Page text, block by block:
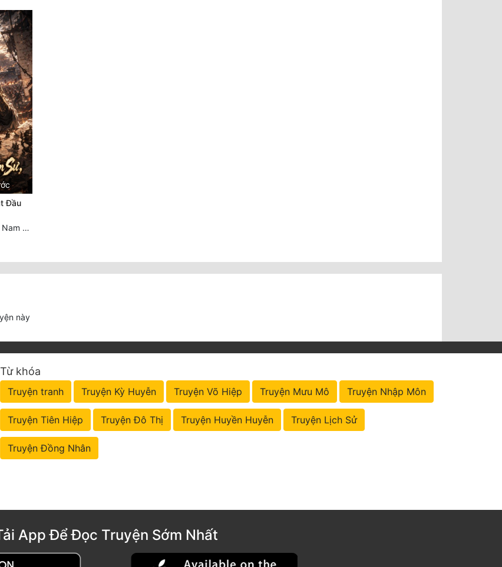
Đầu
Chương 1066 Lén vượt Nam Bì, đánh thẳng Nghiệp Thành (2/2)
này
Từ khóa
Truyện tranh Truyện Kỳ Huyễn Truyện Võ Hiệp Truyện Mưu Mô Truyện Nhập Môn
Truyện Tiên Hiệp Truyện Đô Thị Truyện Huyền Huyễn Truyện Lịch Sử
Truyện Đồng Nhân
App Để Đọc Truyện Sớm Nhất